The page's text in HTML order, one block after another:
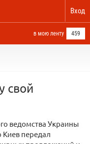
Вход
в мою ленту 459
свой
ведомства Украины
Киев передал